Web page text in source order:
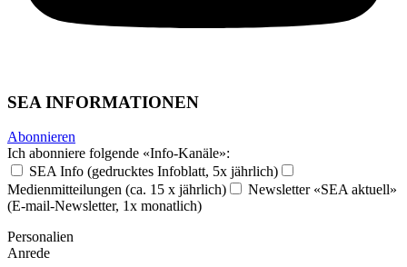
SEA INFORMATIONEN
Abonnieren
Ich abonniere folgende «Info-Kanäle»:
SEA Info (gedrucktes Infoblatt, 5x jährlich)
Medienmitteilungen (ca. 15 x jährlich)
Newsletter «SEA aktuell»
(E-mail-Newsletter, 1x monatlich)
Personalien
Anrede